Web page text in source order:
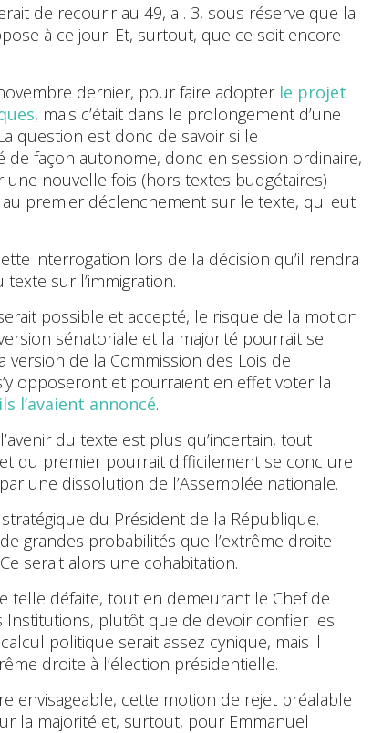
de recourir au 49, al. 3, sous réserve que la
à ce jour. Et, surtout, que ce soit encore
dernier, pour faire adopter le projet
, mais c’était dans le prolongement d’une
question est donc de savoir si le
façon autonome, donc en session ordinaire,
nouvelle fois (hors textes budgétaires)
premier déclenchement sur le texte, qui eut
interrogation lors de la décision qu’il rendra
sur l’immigration.
possible et accepté, le risque de la motion
sénatoriale et la majorité pourrait se
version de la Commission des Lois de
opposeront et pourraient en effet voter la
l’avaient annoncé.
du texte est plus qu’incertain, tout
du premier pourrait difficilement se conclure
une dissolution de l’Assemblée nationale.
du Président de la République.
grandes probabilités que l’extrême droite
serait alors une cohabitation.
telle défaite, tout en demeurant le Chef de
Institutions, plutôt que de devoir confier les
politique serait assez cynique, mais il
droite à l’élection présidentielle.
envisageable, cette motion de rejet préalable
la majorité et, surtout, pour Emmanuel